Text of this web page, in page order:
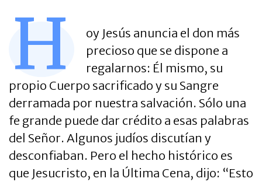
H
oy Jesús anuncia el don más
precioso que se dispone a
regalarnos: Él mismo, su
propio Cuerpo sacrificado y su Sangre
derramada por nuestra salvación. Sólo una
fe grande puede dar crédito a esas palabras
del Señor. Algunos judíos discutían y
desconfiaban. Pero el hecho histórico es
que Jesucristo, en la Última Cena, dijo: “Esto